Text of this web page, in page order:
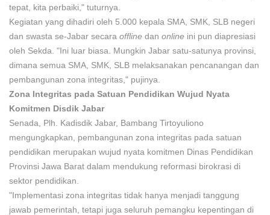
tepat, kita perbaiki," tuturnya.
Kegiatan yang dihadiri oleh 5.000 kepala SMA, SMK, SLB negeri
dan swasta se-Jabar secara offline dan online ini pun diapresiasi
oleh Sekda. "Ini luar biasa. Mungkin Jabar satu-satunya provinsi,
dimana semua SMA, SMK, SLB melaksanakan pencanangan dan
pembangunan zona integritas," pujinya.
Zona Integritas pada Satuan Pendidikan Wujud Nyata
Komitmen Disdik Jabar
Senada, Plh. Kadisdik Jabar, Bambang Tirtoyuliono
mengungkapkan, pembangunan zona integritas pada satuan
pendidikan merupakan wujud nyata komitmen Dinas Pendidikan
Provinsi Jawa Barat dalam mendukung reformasi birokrasi di
sektor pendidikan.
"Implementasi zona integritas tidak hanya menjadi tanggung
jawab pemerintah, tetapi juga seluruh pemangku kepentingan di